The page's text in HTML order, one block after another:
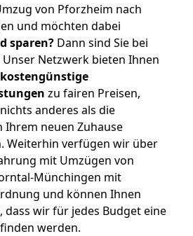
von Pforzheim nach
und möchten dabei
sparen? Dann sind Sie bei
Netzwerk bieten Ihnen
kostengünstige
zu fairen Preisen,
anderes als die
Ihrem neuen Zuhause
Weiterhin verfügen wir über
mit Umzügen von
Münchingen mit
und können Ihnen
wir für jedes Budget eine
werden.